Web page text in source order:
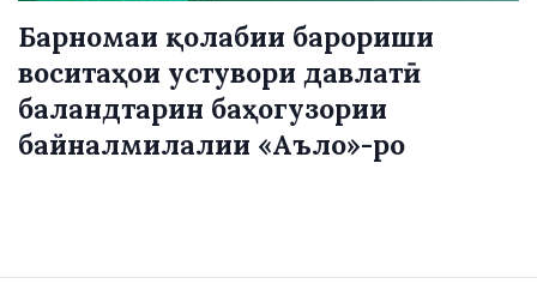
Барномаи қолабии барориши
воситаҳои устувори давлатӣ
баландтарин баҳогузории
байналмилалии «Аъло»-ро